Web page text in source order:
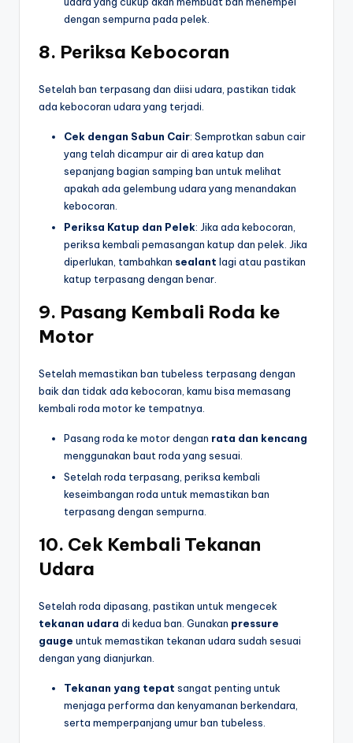
dengan sempurna pada pelek.
8. Periksa Kebocoran
Setelah ban terpasang dan diisi udara, pastikan tidak
ada kebocoran udara yang terjadi.
Cek dengan Sabun Cair: Semprotkan sabun cair
yang telah dicampur air di area katup dan
sepanjang bagian samping ban untuk melihat
apakah ada gelembung udara yang menandakan
kebocoran.
Periksa Katup dan Pelek: Jika ada kebocoran,
periksa kembali pemasangan katup dan pelek. Jika
diperlukan, tambahkan sealant lagi atau pastikan
katup terpasang dengan benar.
9. Pasang Kembali Roda ke
Motor
Setelah memastikan ban tubeless terpasang dengan
baik dan tidak ada kebocoran, kamu bisa memasang
kembali roda motor ke tempatnya.
Pasang roda ke motor dengan rata dan kencang
menggunakan baut roda yang sesuai.
Setelah roda terpasang, periksa kembali
keseimbangan roda untuk memastikan ban
terpasang dengan sempurna.
10. Cek Kembali Tekanan
Udara
Setelah roda dipasang, pastikan untuk mengecek
tekanan udara di kedua ban. Gunakan pressure
gauge untuk memastikan tekanan udara sudah sesuai
dengan yang dianjurkan.
Tekanan yang tepat sangat penting untuk
menjaga performa dan kenyamanan berkendara,
serta memperpanjang umur ban tubeless.